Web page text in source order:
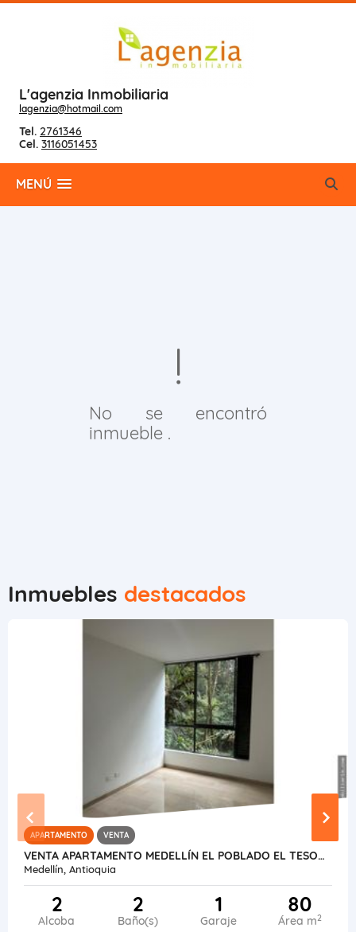
L'agenzia Inmobiliaria
lagenzia@hotmail.com
Tel. 2761346
Cel. 3116051453
MENÚ
No se encontró
inmueble .
Inmuebles destacados
APARTAMENTO VENTA
VENTA APARTAMENTO MEDELLÍN EL POBLADO EL TESORO
Medellín, Antioquia
2
Alcoba
2
Baño(s)
1
Garaje
80
Área m2